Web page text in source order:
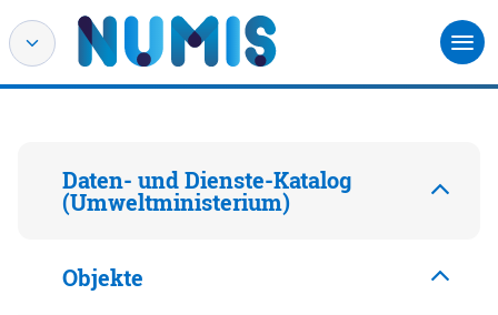
Daten- und Dienste-Katalog
(Umweltministerium)
Objekte